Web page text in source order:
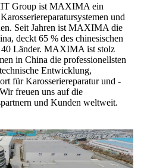
Group ist MAXIMA ein
und
Seit Jahren ist MAXIMA die
deckt 65 % des chinesischen
Länder. MAXIMA ist stolz
in China die professionellsten
Entwicklung,
für Karosseriereparatur und -
freuen uns auf die
und Kunden weltweit.